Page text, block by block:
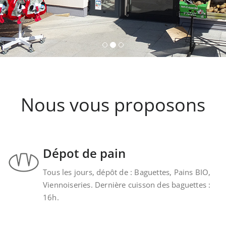
Nous vous proposons
Dépot de pain
Tous les jours, dépôt de : Baguettes, Pains BIO,
Viennoiseries. Dernière cuisson des baguettes :
16h.